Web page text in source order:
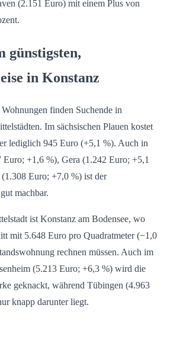
(2.151 Euro) mit einem Plus von
günstigsten,
in Konstanz
finden Suchende in
Im sächsischen Plauen kostet
lediglich 945 Euro (+5,1 %). Auch in
+1,6 %), Gera (1.242 Euro; +5,1
Euro; +7,0 %) ist der
machbar.
ist Konstanz am Bodensee, wo
mit 5.648 Euro pro Quadratmeter (−1,0
rechnen müssen. Auch im
(5.213 Euro; +6,3 %) wird die
geknackt, während Tübingen (4.963
knapp darunter liegt.